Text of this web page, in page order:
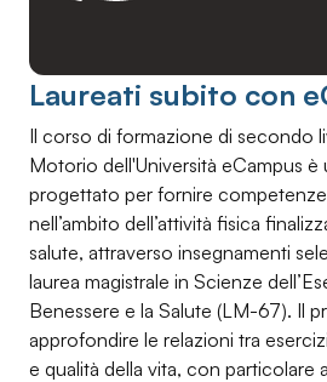
Laureati subito con
Il corso di formazione di secondo
Motorio dell'Università eCampus
progettato per fornire
nell’ambito dell’attività fisica
salute, attraverso insegnamenti
laurea magistrale in Scienze
Benessere e la Salute (LM-67). Il
approfondire le relazioni tra
e qualità della vita, con particolare